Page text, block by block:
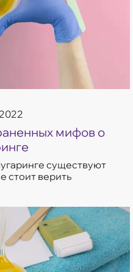
мифов о
существуют
стоит верить